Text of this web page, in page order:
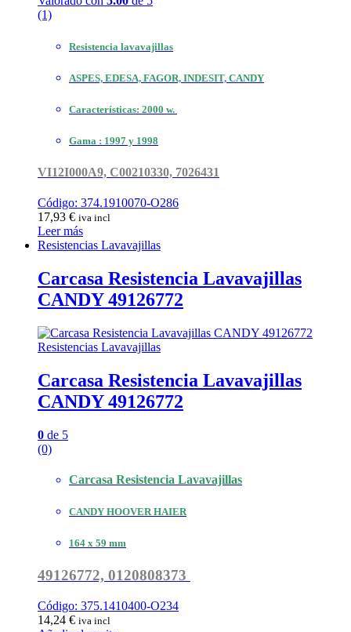
(1)
Resistencia lavavajillas
ASPES, EDESA, FAGOR, INDESIT, CANDY
Características: 2000 w.
Gama : 1997 y 1998
VI12I000A9, C00210330, 7026431
Código: 374.1910070-O286
17,93 € iva incl
Leer más
Resistencias Lavavajillas
Carcasa Resistencia Lavavajillas
CANDY 49126772
Resistencias Lavavajillas
Carcasa Resistencia Lavavajillas
CANDY 49126772
0 de 5
(0)
Carcasa Resistencia Lavavajillas
CANDY HOOVER HAIER
164 x 59 mm
49126772, 0120808373
Código: 375.1410400-O234
14,24 € iva incl